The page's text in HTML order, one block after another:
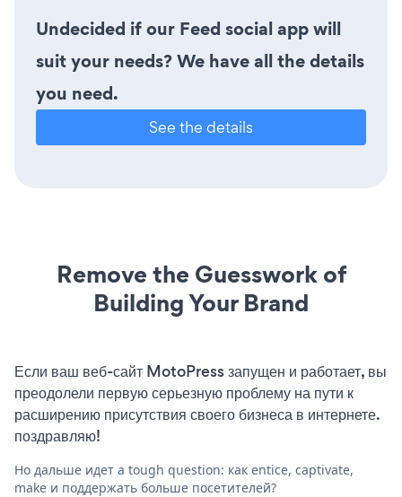
Undecided if our Feed social app will
suit your needs? We have all the details
you need.
See the details
Remove the Guesswork of
Building Your Brand
Если ваш веб-сайт MotoPress запущен и работает, вы
преодолели первую серьезную проблему на пути к
расширению присутствия своего бизнеса в интернете.
поздравляю!
Но дальше идет a tough question: как entice, captivate,
make и поддержать больше посетителей?